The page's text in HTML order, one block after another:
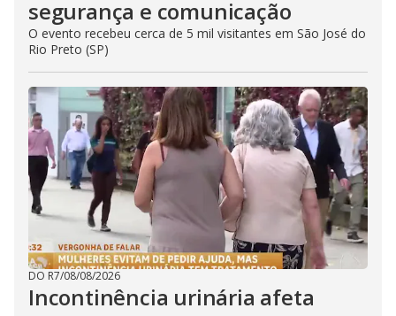
segurança e comunicação
O evento recebeu cerca de 5 mil visitantes em São José do
Rio Preto (SP)
DO R7/08/08/2026
Incontinência urinária afeta